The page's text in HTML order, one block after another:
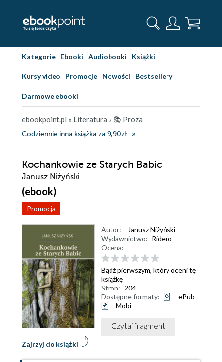
Kategorie Ebooki Audiobooki Książki
Kursy video Promocje Nowości Bestsellery
Darmowe ebooki
ebookpoint.pl » Literatura » 📚 Proza
Codziennie inna książka za 9,90zł
Kochankowie ze Starych Babic
Janusz Niżyński
(ebook)
Promocja
Zajrzyj do książki
Autor:
Janusz Niżyński
Wydawnictwo: Ridero
Ocena:
Bądź pierwszym, który oceni tę
książkę
Stron: 204
Dostępne formaty:
ePub
Mobi
Czytaj fragment